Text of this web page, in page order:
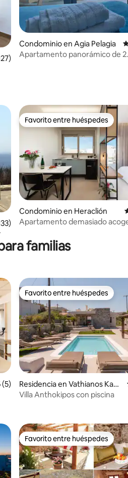
promedio: 4.97 de 5; 127
Condominio en Agia Pelagia
Apartamento panorámico de 2
promedio: 4.92 de 5; 133
Favorito entre huéspedes
Favorito entre huéspedes
Condominio en Heraclión
Apartamento demasiado
familias
promedio: 5 de 5; 5
(5)
Favorito entre huéspedes
Favorito entre huéspedes
Residencia en Vathianos Kam
pos
Villa Anthokipos con piscina
Favorito entre huéspedes
Favorito entre huéspedes